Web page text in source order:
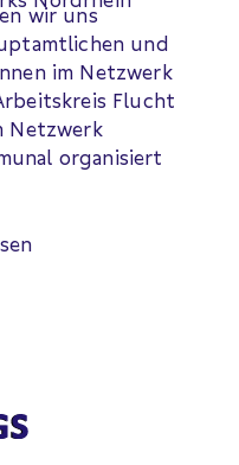
wir uns
und
im Netzwerk
Flucht
Netzwerk
organisiert